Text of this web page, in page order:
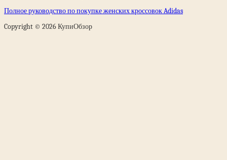
Полное руководство по покупке женских кроссовок Adidas
Copyright © 2026 КупиОбзор